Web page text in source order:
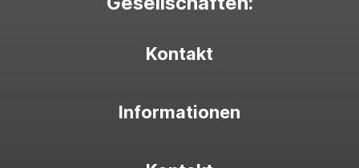
Kontakt
Informationen